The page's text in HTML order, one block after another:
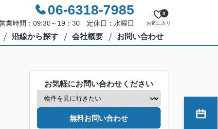
06-6318-7985
業時間：09:30～19：30 定休日：水曜日 お気に入り
0
沿線から探す 会社概要 お問い合わせ
お気軽にお問い合わせください
無料お問い合わせ